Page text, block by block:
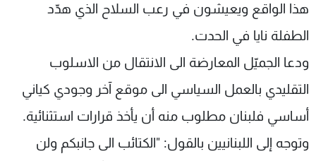
هذا الواقع ويعيشون في رعب السلاح الذي هدّد
الطفلة نايا في الحدت.
ودعا الجميّل المعارضة الى الانتقال من الاسلوب
التقليدي بالعمل السياسي الى موقع آخر وجودي كياني
أساسي فلبنان مطلوب منه أن يأخذ قرارات استثنائية.
وتوجه إلى اللبنانيين بالقول: "الكتائب الى جانبكم ولن